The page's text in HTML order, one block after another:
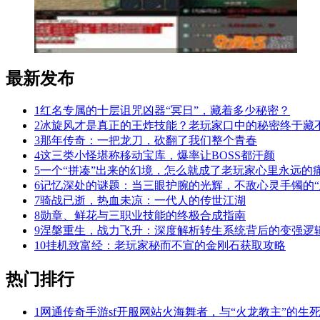
最新发布
1红名专属的十层诅咒凶器“冥日”，藏着多少秘密？
2冰旋风才是真正的王炸技能？老玩家口中的秘密终于藏
3那年传奇：一把龙刀，砍翻了我们整个青春
4这三类小怪堪称移动宝库，爆率让BOSS都汗颜
5一个“拼凑”出来的幻境，怎么就成了老玩家心里永远的
6记忆深处的谜题：当三眼护腕的光辉，不敌心灵手镯的
7骑战已逝，热血未凉：一代人的传世江湖
8勋章、鲜花与三职业技能的终极合成指南
9涅槃重生，战力飞升：深度解析转生系统背后的变强逻
10挂机致富经：老玩家秘而不宣的金刚石获取攻略
热门排行
1 网通传奇手游sf开服网站火海舞者，与“火龙教主”的生